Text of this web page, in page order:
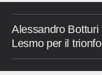
Alessandro
Lesmo per il